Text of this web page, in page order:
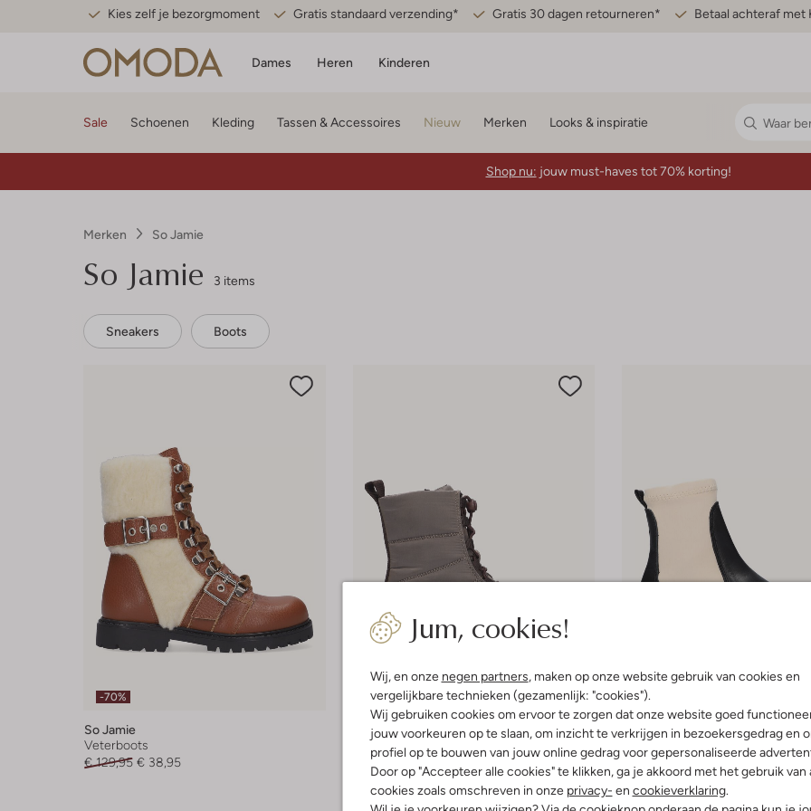
Kies zelf je bezorgmoment Gratis standaard verzending* Gratis 30 dagen retourneren* Betaal achteraf met
Dames Heren Kinderen
Jum, cookies!
Wij, en onze negen partners, maken op onze website gebruik van cookies en
vergelijkbare technieken (gezamenlijk: "cookies").
Wij gebruiken cookies om ervoor te zorgen dat onze website goed
jouw voorkeuren op te slaan, om inzicht te verkrijgen in bezoekersgedrag en
profiel op te bouwen van jouw online gedrag voor gepersonaliseerde
Door op "Accepteer alle cookies" te klikken, ga je akkoord met het gebruik van
cookies zoals omschreven in onze privacy- en cookieverklaring.
Sale Schoenen Kleding Tassen & Accessoires Nieuw Merken Looks & inspiratie
Shop nu: jouw must-haves tot 70% korting!
Merken So Jamie
So Jamie 3 items
Sneakers Boots
-70%
So Jamie
Veterboots
€ 129,95 € 38,95
-70%
So Jamie
Hoge sneakers
€ 129,95
€ 38,95
Laatste maten
-70%
So Jamie
Chelsea boots
€ 129,95
€ 38,95